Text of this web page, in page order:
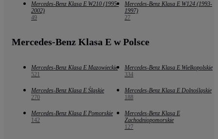
Mercedes-Benz Klasa E W210 (1995-
2002)
49
Mercedes-Benz Klasa E W124 (1993-
1997)
27
Mercedes-Benz Klasa E w Polsce
Mercedes-Benz Klasa E Mazowieckie
521
Mercedes-Benz Klasa E Wielkopolskie
334
Mercedes-Benz Klasa E Śląskie
270
Mercedes-Benz Klasa E Dolnośląskie
188
Mercedes-Benz Klasa E Pomorskie
142
Mercedes-Benz Klasa E
Zachodniopomorskie
127